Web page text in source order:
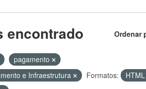
Ordenar
encontrado
pagamento
e Infraestrutura Formatos: HTML